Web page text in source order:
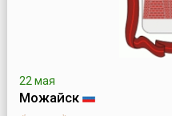
22 мая
Можайск